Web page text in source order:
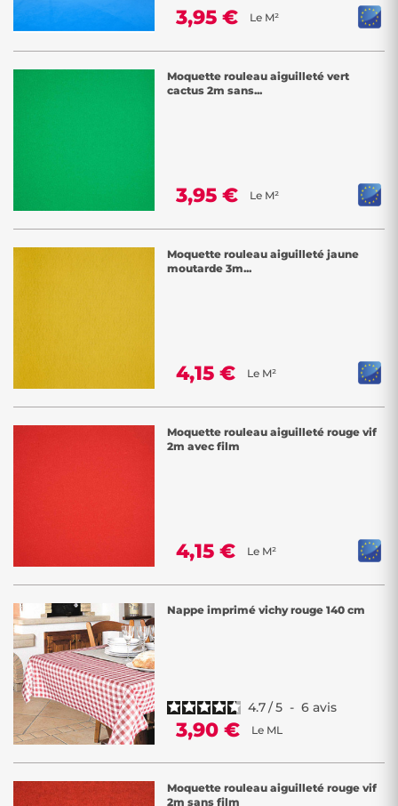
3,95 € Le M²
Moquette rouleau aiguilleté vert
cactus 2m sans...
3,95 € Le M²
Moquette rouleau aiguilleté jaune
moutarde 3m...
4,15 € Le M²
Moquette rouleau aiguilleté rouge vif
2m avec film
4,15 € Le M²
Nappe imprimé vichy rouge 140 cm
4.7/5 - 6 avis
3,90 € Le ML
Moquette rouleau aiguilleté rouge vif
2m sans film